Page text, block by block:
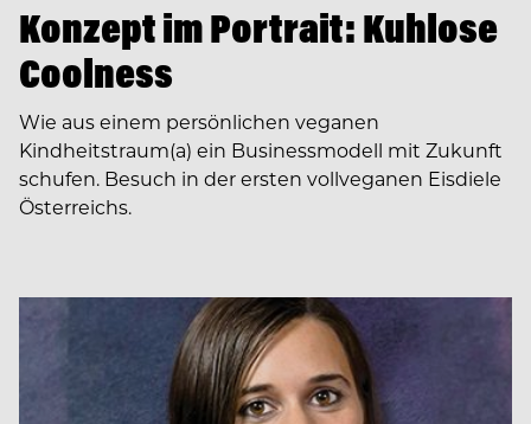
Konzept im Portrait: Kuhlose
Coolness
Wie aus einem persönlichen veganen
Kindheitstraum(a) ein Businessmodell mit Zukunft
schufen. Besuch in der ersten vollveganen Eisdiele
Österreichs.